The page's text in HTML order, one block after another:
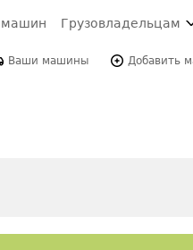
машин Грузовладельцам
Ваши машины Добавить